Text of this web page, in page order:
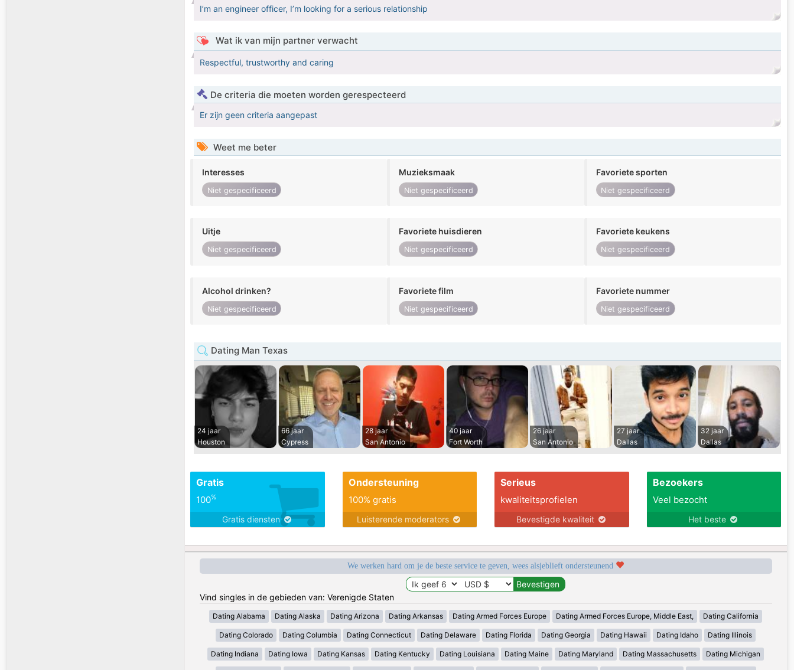
I’m an engineer officer, I’m looking for a serious relationship
Wat ik van mijn partner verwacht
Respectful, trustworthy and caring
De criteria die moeten worden gerespecteerd
Er zijn geen criteria aangepast
Weet me beter
Interesses
Niet gespecificeerd
Muzieksmaak
Niet gespecificeerd
Favoriete sporten
Niet gespecificeerd
Uitje
Niet gespecificeerd
Favoriete huisdieren
Niet gespecificeerd
Favoriete keukens
Niet gespecificeerd
Alcohol drinken?
Niet gespecificeerd
Favoriete film
Niet gespecificeerd
Favoriete nummer
Niet gespecificeerd
Dating Man Texas
24 jaar
Houston
66 jaar
Cypress
28 jaar
San Antonio
40 jaar
Fort Worth
26 jaar
San Antonio
27 jaar
Dallas
32 jaar
Dallas
Gratis
100%
Gratis diensten
Ondersteuning
100% gratis
Luisterende moderators
Serieus
kwaliteitsprofielen
Bevestigde kwaliteit
Bezoekers
Veel bezocht
Het beste
We werken hard om je de beste service te geven, wees alsjeblieft ondersteunend
Vind singles in de gebieden van: Verenigde Staten
Dating Alabama Dating Alaska Dating Arizona Dating Arkansas Dating Armed Forces Europe Dating Armed Forces Europe, Middle East, Dating California
Dating Colorado Dating Columbia Dating Connecticut Dating Delaware Dating Florida Dating Georgia Dating Hawaii Dating Idaho Dating Illinois
Dating Indiana Dating Iowa Dating Kansas Dating Kentucky Dating Louisiana Dating Maine Dating Maryland Dating Massachusetts Dating Michigan